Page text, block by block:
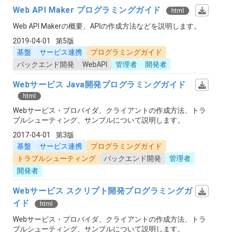
Web API Maker プログラミングガイド html
Web API Makerの概要、APIの作成方法などを説明します。
2019-04-01
第5版
基盤
サービス連携
プログラミングガイド
バックエンド開発
WebAPI 管理者 開発者
Webサービス Java開発プログラミングガイド
html
Webサービス・プロバイダ、クライアントの作成方法、トラ
ブルシューティング、サンプルについて説明します。
2017-04-01
第3版
基盤
サービス連携
プログラミングガイド
トラブルシューティング
バックエンド開発
管理者
開発者
Webサービス スクリプト開発プログラミングガ
イド
html
Webサービス・プロバイダ、クライアントの作成方法、トラ
ブルシューティング、サンプルについて説明します。